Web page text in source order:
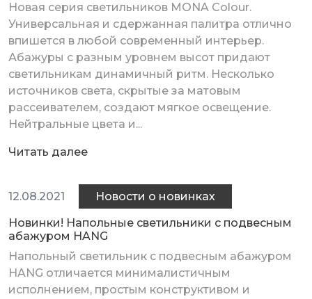
Новая серия светильников MONA Colour.
Универсальная и сдержанная палитра отлично
впишется в любой современный интерьер.
Абажуры с разным уровнем высот придают
светильникам динамичный ритм. Несколько
источников света, скрытые за матовым
рассеивателем, создают мягкое освещение.
Нейтральные цвета и...
Читать далее
12.08.2021
Новости о новинках
Новинки! Напольные светильники с подвесным
абажуром HANG
Напольный светильник с подвесным абажуром
HANG отличается минималистичным
исполнением, простым конструктивом и